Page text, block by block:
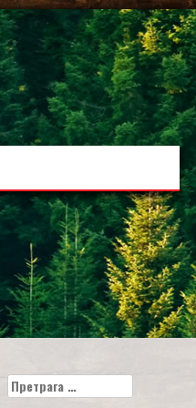
Претрага
за: